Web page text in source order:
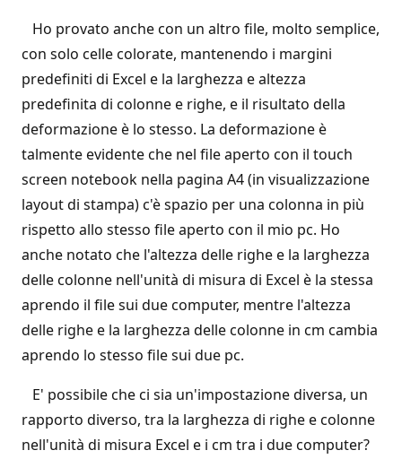
Ho provato anche con un altro file, molto semplice,
con solo celle colorate, mantenendo i margini
predefiniti di Excel e la larghezza e altezza
predefinita di colonne e righe, e il risultato della
deformazione è lo stesso. La deformazione è
talmente evidente che nel file aperto con il touch
screen notebook nella pagina A4 (in visualizzazione
layout di stampa) c'è spazio per una colonna in più
rispetto allo stesso file aperto con il mio pc. Ho
anche notato che l'altezza delle righe e la larghezza
delle colonne nell'unità di misura di Excel è la stessa
aprendo il file sui due computer, mentre l'altezza
delle righe e la larghezza delle colonne in cm cambia
aprendo lo stesso file sui due pc.
E' possibile che ci sia un'impostazione diversa, un
rapporto diverso, tra la larghezza di righe e colonne
nell'unità di misura Excel e i cm tra i due computer?